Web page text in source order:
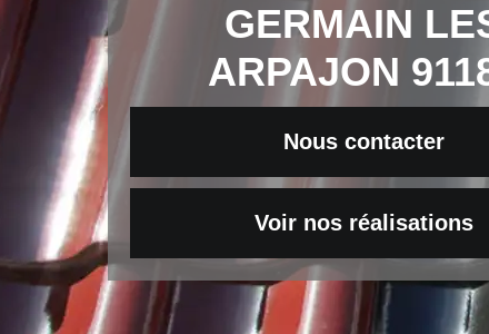
GERMAIN
ARPAJON
Nous contacter
Voir nos réalisations